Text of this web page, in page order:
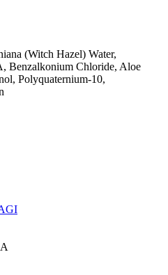
(Witch Hazel) Water,
Benzalkonium Chloride, Aloe
Polyquaternium-10,